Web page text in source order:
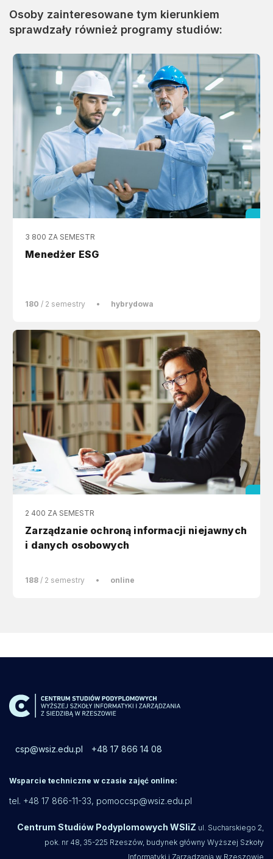
Osoby zainteresowane tym kierunkiem
sprawdzały również programy studiów:
3 800 ZA SEMESTR
Menedżer ESG
180 / 2 semestry • hybrydowa
2 400 ZA SEMESTR
Zarządzanie ochroną informacji niejawnych
i danych osobowych
188 / 2 semestry • online
csp@wsiz.edu.pl +48 17 866 14 08
Wsparcie techniczne w czasie zajęć online:
tel. +48 17 866-11-33, pomoccsp@wsiz.edu.pl
Centrum Studiów Podyplomowych WSIiZ ul. Sucharskiego 2,
pok. nr 48, 35-225 Rzeszów, budynek główny Wyższej Szkoły
Informatyki i Zarządzania w Rzeszowie